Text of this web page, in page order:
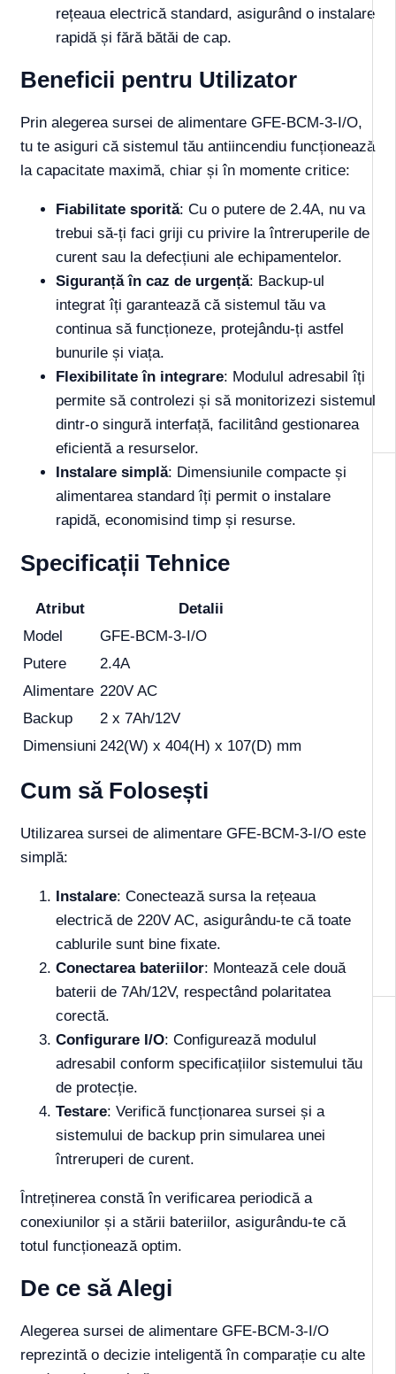
rețeaua electrică standard, asigurând o instalare
rapidă și fără bătăi de cap.
Beneficii pentru Utilizator
Prin alegerea sursei de alimentare GFE-BCM-3-I/O,
tu te asiguri că sistemul tău antiincendiu funcționează
la capacitate maximă, chiar și în momente critice:
Fiabilitate sporită: Cu o putere de 2.4A, nu va
trebui să-ți faci griji cu privire la întreruperile de
curent sau la defecțiuni ale echipamentelor.
Siguranță în caz de urgență: Backup-ul
integrat îți garantează că sistemul tău va
continua să funcționeze, protejându-ți astfel
bunurile și viața.
Flexibilitate în integrare: Modulul adresabil îți
permite să controlezi și să monitorizezi sistemul
dintr-o singură interfață, facilitând gestionarea
eficientă a resurselor.
Instalare simplă: Dimensiunile compacte și
alimentarea standard îți permit o instalare
rapidă, economisind timp și resurse.
Specificații Tehnice
Atribut
Detalii
Model
GFE-BCM-3-I/O
Putere
2.4A
Alimentare 220V AC
Backup
2 x 7Ah/12V
Dimensiuni 242(W) x 404(H) x 107(D) mm
Cum să Folosești
Utilizarea sursei de alimentare GFE-BCM-3-I/O este
simplă:
Instalare: Conectează sursa la rețeaua
electrică de 220V AC, asigurându-te că toate
cablurile sunt bine fixate.
Conectarea bateriilor: Montează cele două
baterii de 7Ah/12V, respectând polaritatea
corectă.
Configurare I/O: Configurează modulul
adresabil conform specificațiilor sistemului tău
de protecție.
Testare: Verifică funcționarea sursei și a
sistemului de backup prin simularea unei
întreruperi de curent.
Întreținerea constă în verificarea periodică a
conexiunilor și a stării bateriilor, asigurându-te că
totul funcționează optim.
De ce să Alegi
Alegerea sursei de alimentare GFE-BCM-3-I/O
reprezintă o decizie inteligentă în comparație cu alte